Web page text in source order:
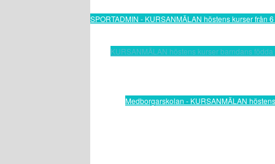
SPORTADMIN - KURSANMÄLAN höstens kurser från
KURSANMÄLAN höstens kurser barndans
Medborgarskolan - KURSANMÄLAN